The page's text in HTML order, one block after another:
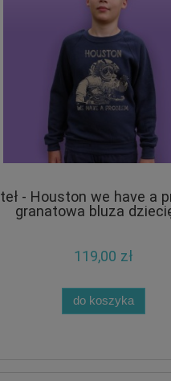
- Houston we have a
granatowa bluza
119,00 zł
do koszyka